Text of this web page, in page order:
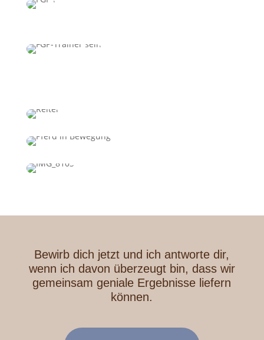
Bewirb dich jetzt und ich antworte dir,
wenn ich davon überzeugt bin, dass wir
gemeinsam geniale Ergebnisse liefern
können.